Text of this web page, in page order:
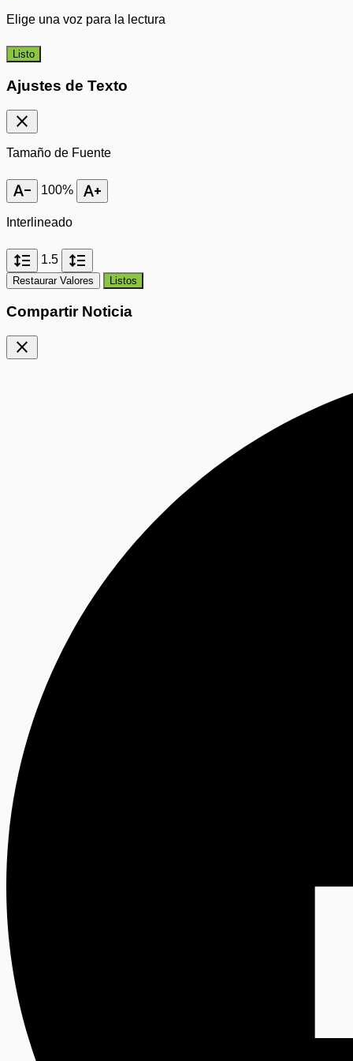
Elige una voz para la lectura
Listo
Ajustes de Texto
close
Tamaño de Fuente
text_decrease 100% text_increase
Interlineado
format_line_spacing 1.5 format_line_spacing
Restaurar Valores Listos
Compartir Noticia
close